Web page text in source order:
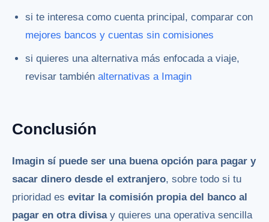
si te interesa como cuenta principal, comparar con
mejores bancos y cuentas sin comisiones
si quieres una alternativa más enfocada a viaje,
revisar tambiénalternativas a Imagin
Conclusión
Imagin sí puede ser una buena opción para pagar y
sacar dinero desde el extranjero, sobre todo si tu
prioridad es evitar la comisión propia del banco al
pagar en otra divisay quieres una operativa sencilla